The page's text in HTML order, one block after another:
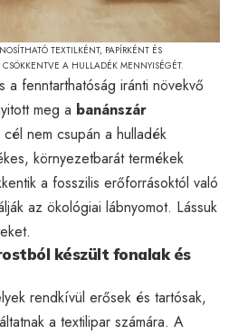
TEXTILKÉNT, PAPÍRKÉNT ÉS
A HULLADÉK MENNYISÉGÉT.
a fenntarthatóság iránti növekvő
meg a banánszár
nem csupán a hulladék
környezetbarát termékek
a fosszilis erőforrásoktól való
az ökológiai lábnyomot. Lássuk
készült fonalak és
rendkívül erősek és tartósak,
a textilipar számára. A